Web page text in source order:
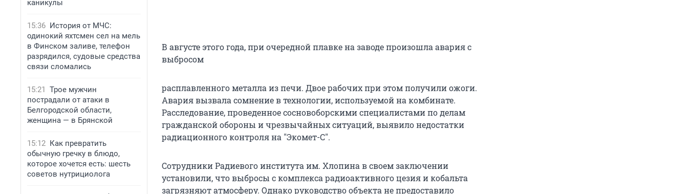
каникулы
15:36 История от МЧС:
одинокий яхтсмен сел на мель
в Финском заливе, телефон
разрядился, судовые средства
связи сломались
15:21 Трое мужчин
пострадали от атаки в
Белгородской области,
женщина — в Брянской
15:12 Как превратить
обычную гречку в блюдо,
которое хочется есть: шесть
советов нутрициолога
В августе этого года, при очередной плавке на заводе произошла авария с
выбросом
расплавленного металла из печи. Двое рабочих при этом получили ожоги.
Авария вызвала сомнение в технологии, используемой на комбинате.
Расследование, проведенное сосновоборскими специалистами по делам
гражданской обороны и чрезвычайных ситуаций, выявило недостатки
радиационного контроля на "Экомет-С".
Сотрудники Радиевого института им. Хлопина в своем заключении
установили, что выбросы с комплекса радиоактивного цезия и кобальта
загрязняют атмосферу. Однако руководство объекта не предоставило